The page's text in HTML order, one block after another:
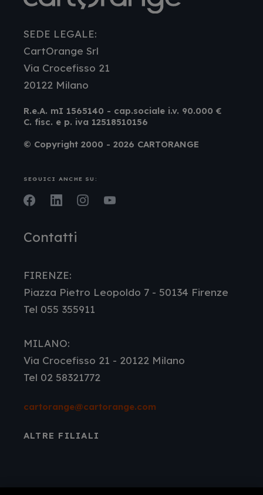
SEDE LEGALE:
CartOrange Srl
Via Crocefisso 21
20122 Milano
R.e.A. mI 1565140 - cap.sociale i.v. 90.000 €
C. fisc. e p. iva 12518510156
© Copyright 2000 - 2026 CARTORANGE
SEGUICI ANCHE SU:
Facebook
LinkedInInstagram
Contatti
FIRENZE:
Piazza Pietro Leopoldo 7 - 50134 Firenze
Tel 055 355911
MILANO:
Via Crocefisso 21 - 20122 Milano
Tel 02 58321772
cartorange@cartorange.com
ALTRE FILIALI